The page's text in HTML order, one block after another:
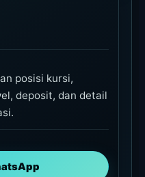
posisi kursi,
deposit, dan detail